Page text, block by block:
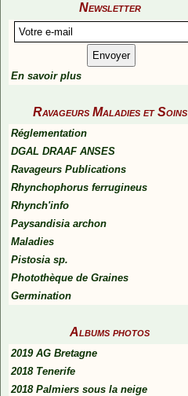
Newsletter
En savoir plus
Ravageurs Maladies et Soins
Réglementation
DGAL DRAAF ANSES
Ravageurs Publications
Rhynchophorus ferrugineus
Rhynch'info
Paysandisia archon
Maladies
Pistosia sp.
Photothèque de Graines
Germination
Albums photos
2019 AG Bretagne
2018 Tenerife
2018 Palmiers sous la neige